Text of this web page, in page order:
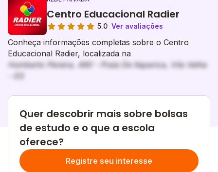
Centro Educacional Radier
5.0 Ver avaliações
Conheça informações completas sobre o Centro
Educacional Radier, localizada na
Humberto Pereira, 490 - Praia De Itaparica, Vila Velha
Quer descobrir mais sobre bolsas
de estudo e o que a escola
oferece?
Registre seu interesse